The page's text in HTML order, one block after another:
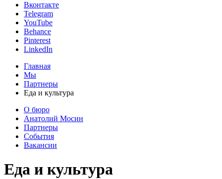
Вконтакте
Telegram
YouTube
Behance
Pinterest
LinkedIn
Главная
Мы
Партнеры
Еда и культура
О бюро
Анатолий Мосин
Партнеры
События
Вакансии
Еда и культура